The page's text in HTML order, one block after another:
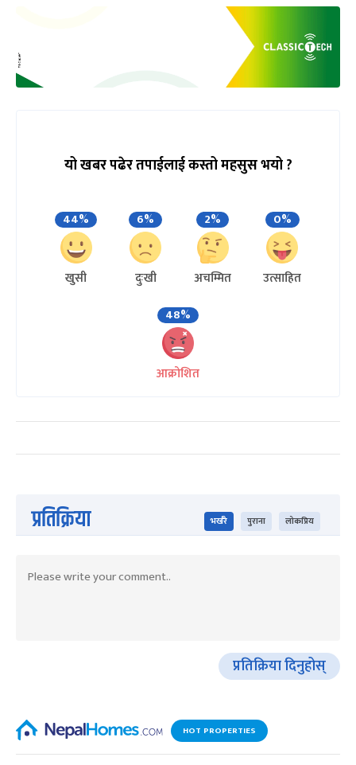
यो खबर पढेर तपाईलाई कस्तो महसुस भयो ?
44%
खुसी
6%
दुःखी
2%
अचम्मित
0%
उत्साहित
48%
आक्रोशित
प्रतिक्रिया भर्खरै पुराना लोकप्रिय
प्रतिक्रिया दिनुहोस्
HOT PROPERTIES